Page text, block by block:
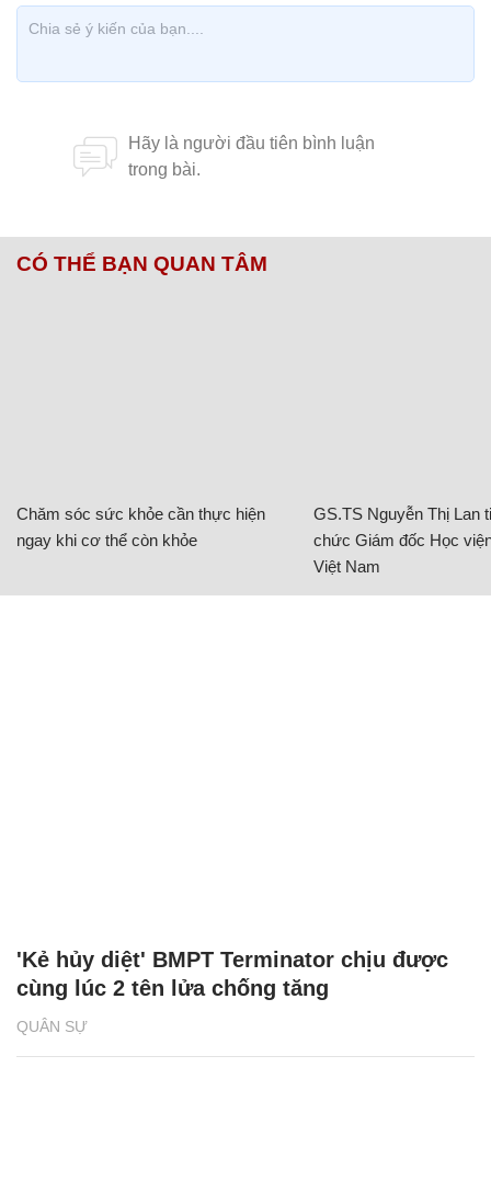
CÓ THỂ BẠN QUAN TÂM
Chăm sóc sức khỏe cần thực hiện
ngay khi cơ thể còn khỏe
GS.TS Nguyễn Thị Lan
chức Giám đốc Học
Việt Nam
QUÂN SỰ
'Kẻ hủy diệt' BMPT Terminator chịu được
cùng lúc 2 tên lửa chống tăng